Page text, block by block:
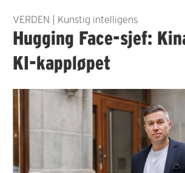
VERDEN | Kunstig intelligens
Hugging Face-sjef:
KI-kappløpet